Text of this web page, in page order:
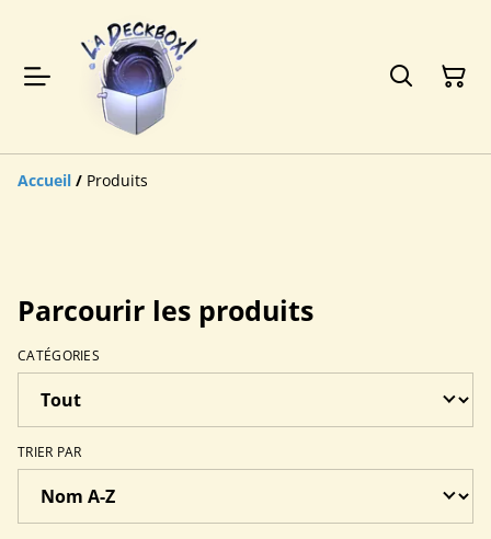
Accueil / Produits
Parcourir les produits
CATÉGORIES
TRIER PAR